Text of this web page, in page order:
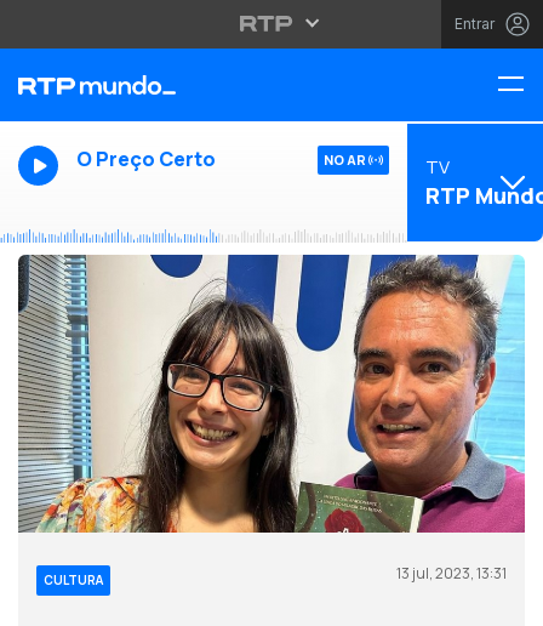
Entrar
O Preço Certo NO AR TV
RTP
CULTURA 13 jul, 2023, 13:31